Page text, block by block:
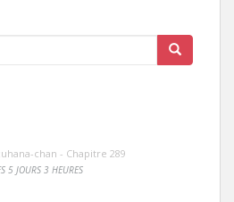
chan - Chapitre 289
5 JOURS 3 HEURES